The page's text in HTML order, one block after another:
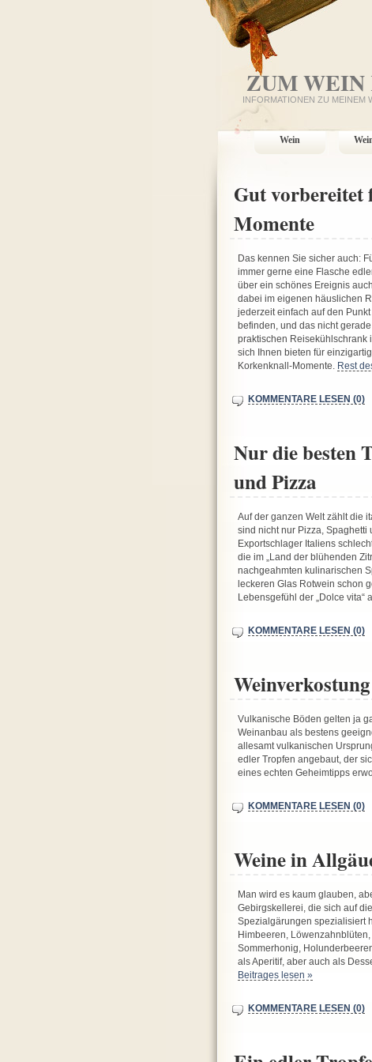
ZUM
INFORMATIONEN ZU MEINEM
Wein
Gut
Momente
Das kennen Sie sicher auch:
immer gerne eine Flasche
über ein schönes Ereignis
dabei im eigenen häuslichen
jederzeit einfach auf den
befinden, und das nicht
praktischen Reisekühlschrank
sich Ihnen bieten für
Korkenknall-Momente.
Rest
KOMMENTARE LESEN (0)
Nur die besten
und Pizza
Auf der ganzen Welt zählt die
sind nicht nur Pizza, Spaghetti
Exportschlager Italiens
die im „Land der blühenden
nachgeahmten kulinarischen
leckeren Glas Rotwein schon
Lebensgefühl der „Dolce vita“
KOMMENTARE LESEN (0)
Vulkanische Böden gelten ja
Weinanbau als bestens
allesamt vulkanischen
edler Tropfen angebaut, der
eines echten Geheimtipps
KOMMENTARE LESEN (0)
Weine in
Man wird es kaum glauben,
Gebirgskellerei, die sich auf
Spezialgärungen spezialisiert
Himbeeren,
Sommerhonig,
als Aperitif, aber auch als
Beitrages lesen »
KOMMENTARE LESEN (0)